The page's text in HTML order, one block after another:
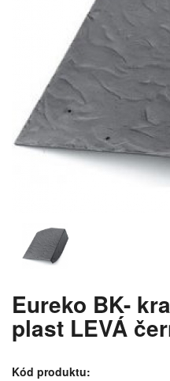
Eureko BK-
plast LEVÁ
Kód produktu: